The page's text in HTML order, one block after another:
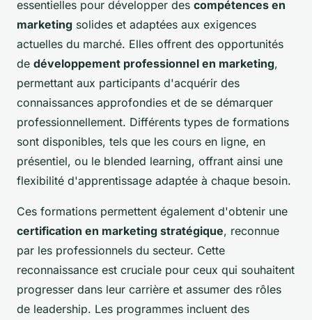
essentielles pour développer des compétences en
marketing solides et adaptées aux exigences
actuelles du marché. Elles offrent des opportunités
de développement professionnel en marketing,
permettant aux participants d'acquérir des
connaissances approfondies et de se démarquer
professionnellement. Différents types de formations
sont disponibles, tels que les cours en ligne, en
présentiel, ou le blended learning, offrant ainsi une
flexibilité d'apprentissage adaptée à chaque besoin.
Ces formations permettent également d'obtenir une
certification en marketing stratégique, reconnue
par les professionnels du secteur. Cette
reconnaissance est cruciale pour ceux qui souhaitent
progresser dans leur carrière et assumer des rôles
de leadership. Les programmes incluent des